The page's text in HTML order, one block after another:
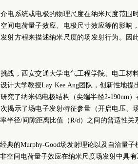
电系统或电极的物理尺度在纳米尺度范围
间电荷量子效应、电极尺寸效应等的影响
射方程来描述纳米尺度的场发射行为。因
战，西安交通大学电气工程学院、电工材
计大学教授Lay Kee Ang团队，创新性地
究了纳米钨电极结构（尖端半径2-190nm
揭示了场电子发射特征参量（开启电压、
半径/间隙距离比值（R/d）之间的普适性关
典的Murphy-Good场发射理论以及自洽量
空间电荷量子效应在纳米尺度场发射中具